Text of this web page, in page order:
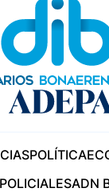
POLÍTICA
POLICIALESADN